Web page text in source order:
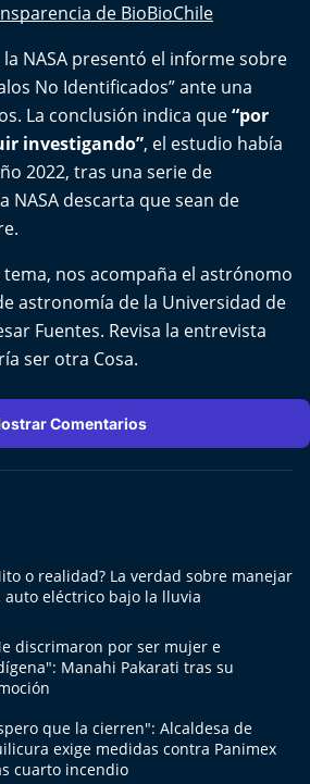
de BioBioChile
NASA presentó el informe sobre
No Identificados” ante una
La conclusión indica que“por
investigando”, el estudio había
2022, tras una serie de
NASA descarta que sean de
nos acompaña el astrónomo
astronomía de la Universidad de
Fuentes. Revisa la entrevista
ser otra Cosa.
Comentarios
o realidad? La verdad sobre manejar
auto eléctrico bajo la lluvia
discrimaron por ser mujer e
Manahi Pakarati tras su
que la cierren": Alcaldesa de
exige medidas contra Panimex
cuarto incendio